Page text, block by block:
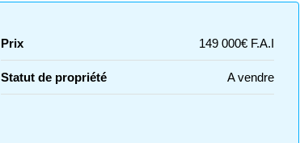
Prix 149 000€ F.A.I
Statut de propriété A vendre